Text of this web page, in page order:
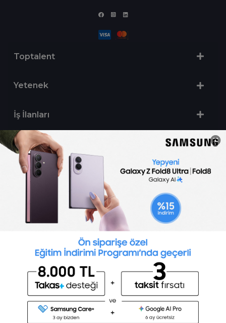
Toptalent
Yetenek
İş İlanları
Sertifika Programları
Yetenek Testleri
Toptalent Marka ve İnsan Kaynakları Danışmanlığı Limited Şirketi Özel İstihdam Bürosu
Olarak 11 / 11 / 2024 - 10 / 11 / 2027 tarihleri arasında faaliyette bulunmak üzere, Türkiye İş
Kurumu tarafından 05.11.2024 tarih ve 16998526 sayılı karar uyarınca 1251 nolu belge ile faaliyet
göstermektedir.Toptalent İş İlanları için tıklayın. 4904 sayılı kanun uyarınca iş arayanlardan
ücret alınmayacak ve menfaat temin edilmeyecektir.
Türkiye İş Kurumu İstanbul İl Müdürlüğü: 0 212 249 29 87 | Türkiye iş Kurumu İstanbul Çalışma